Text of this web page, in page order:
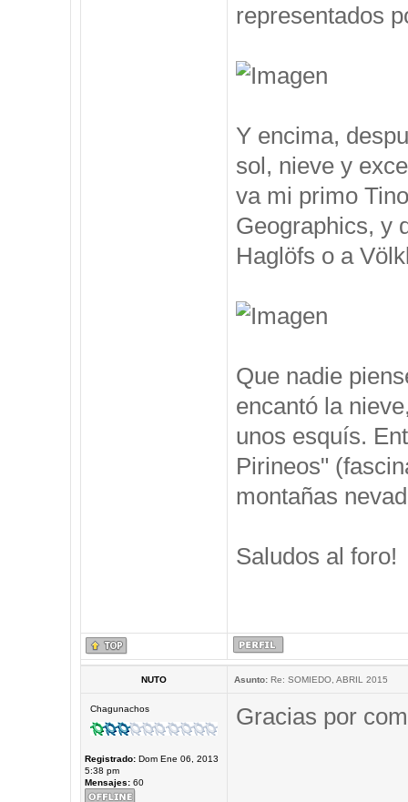
representados
Y encima,
sol, nieve y
va mi primo
Geographics, y
Haglöfs o a
Que nadie
encantó la
unos esquís.
Pirineos"
montañas
Saludos al foro!
NUTO Asunto:Re: SOMIEDO, ABRIL 2015
Chagunachos
Registrado:Dom Ene 06, 2013
5:38 pm
Mensajes:60
Gracias por